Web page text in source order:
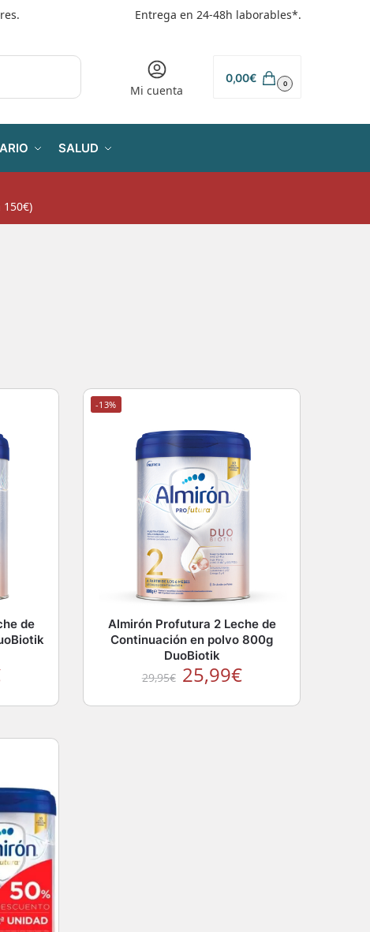
Entrega en 24-48h laborables*.
Mi cuenta
0,00€ 0
SALUD
de
-13%
Almirón Profutura 2 Leche de
Continuación en polvo 800g
DuoBiotik
29,95€ 25,99€